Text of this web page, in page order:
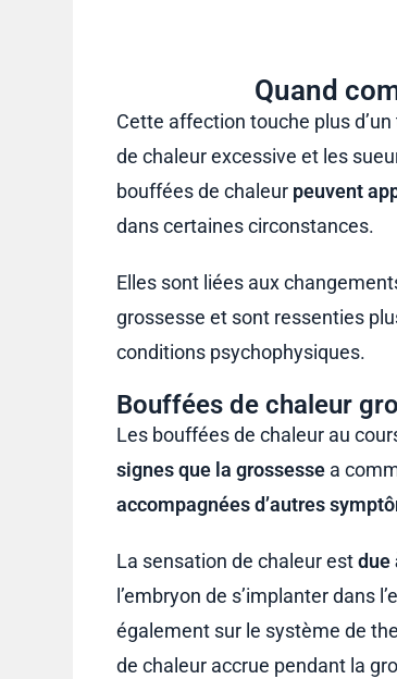
Quand
Cette affection touche plus
de chaleur excessive et les
bouffées de chaleur peuvent
dans certaines circonstances.
Elles sont liées aux
grossesse et sont ressenties
conditions psychophysiques.
Bouffées de chaleur
Les bouffées de chaleur au
signes que la grossesse a
accompagnées d’autres
La sensation de chaleur estdue
l’embryon de s’implanter dans
également sur le système de
de chaleur accrue pendant la